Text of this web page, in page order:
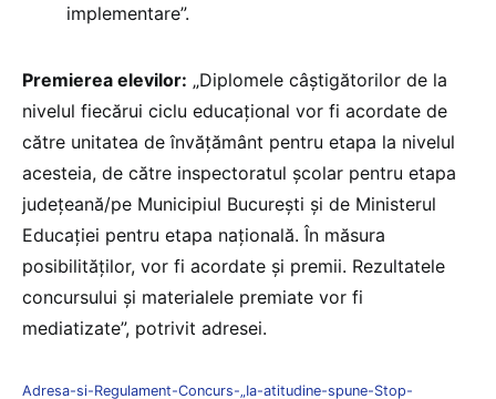
implementare”.
Premierea elevilor: „Diplomele câştigătorilor de la
nivelul fiecărui ciclu educațional vor fi acordate de
către unitatea de învăţământ pentru etapa la nivelul
acesteia, de către inspectoratul şcolar pentru etapa
judeţeană/pe Municipiul Bucureşti şi de Ministerul
Educaţiei pentru etapa naţională. În măsura
posibilităților, vor fi acordate şi premii. Rezultatele
concursului şi materialele premiate vor fi
mediatizate”, potrivit adresei.
Adresa-si-Regulament-Concurs-„Ia-atitudine-spune-Stop-